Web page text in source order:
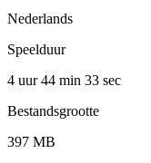
Nederlands
Speelduur
4 uur 44 min 33 sec
Bestandsgrootte
397 MB